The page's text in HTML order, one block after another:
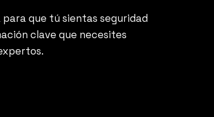
que tú sientas seguridad
clave que necesites